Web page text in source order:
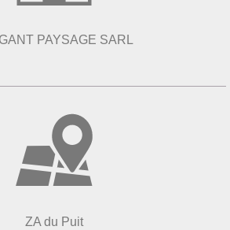
PAYSAGE SARL
ZA du Puit